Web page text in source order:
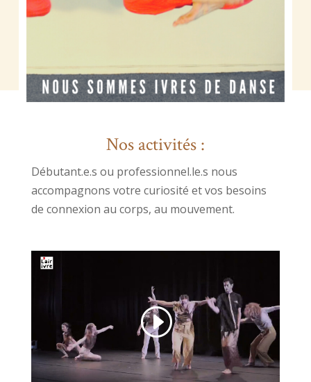
Nos activités :
Débutant.e.s ou professionnel.le.s nous
accompagnons votre curiosité et vos besoins
de connexion au corps, au mouvement.